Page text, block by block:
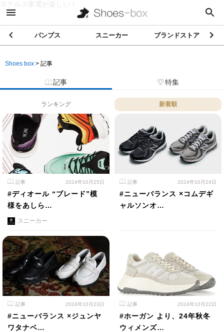
ステルス家電が楽しい！
パンプス スニーカー ブランドストア
Shoes box > 記事
記事 特集
ランキング 新着順
記事 2024年10月25日
#ディオール “ブレード”模
様をあしら…
スニーカー
記事 2024年10月24日
#ニューバランス ×コムデギ
ャルソンオ…
記事 2024年10月23日
#ニューバランス ×ジュンヤ
ワタナベ…
記事 2024年10月22日
#ホーガン より、24年秋冬
ウィメンズ…